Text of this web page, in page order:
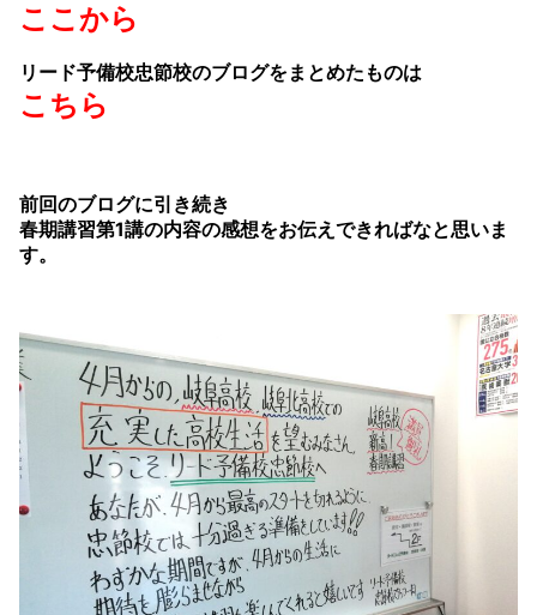
ここから
リード予備校忠節校のブログをまとめたものは
こちら
前回のブログに引き続き
春期講習第1講の内容の感想をお伝えできればなと思いま
す。